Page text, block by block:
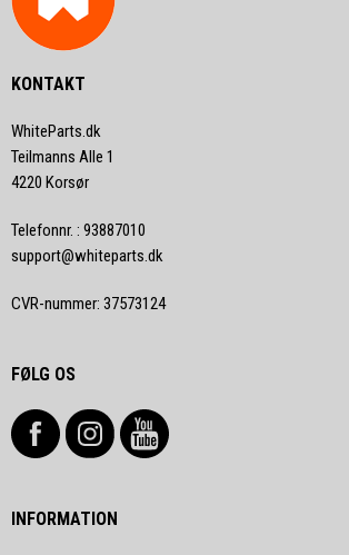
KONTAKT
WhiteParts.dk
Teilmanns Alle 1
4220 Korsør
Telefonnr. : 93887010
support@whiteparts.dk
CVR-nummer: 37573124
FØLG OS
INFORMATION